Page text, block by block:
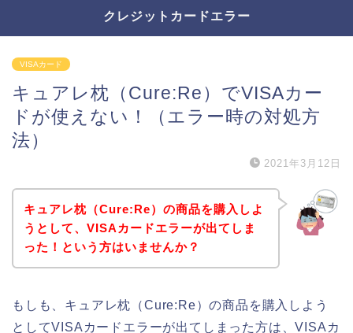
クレジットカードエラー
VISAカード
キュアレ枕（Cure:Re）でVISAカー
ドが使えない！（エラー時の対処方
法）
2021年3月12日
キュアレ枕（Cure:Re）の商品を購入しよ
うとして、VISAカードエラーが出てしま
った！という方はいませんか？
もしも、キュアレ枕（Cure:Re）の商品を購入しよう
としてVISAカードエラーが出てしまった方は、VISAカ